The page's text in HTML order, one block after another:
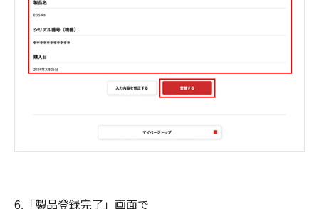
6.「製品登録完了」画面で